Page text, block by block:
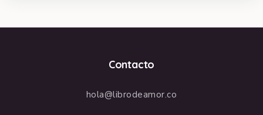
Contacto
hola@librodeamor.co